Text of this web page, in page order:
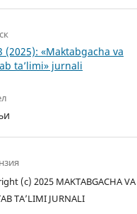
(2025): «Maktabgacha va
ta’limi» jurnali
(c) 2025 MAKTABGACHA VA
TA’LIMI JURNALI